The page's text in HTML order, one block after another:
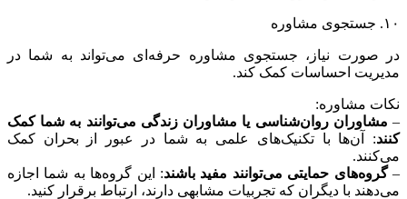
۱۰. جستجوی مشاوره
در صورت نیاز، جستجوی مشاوره حرفه‌ای می‌تواند به شما در
مدیریت احساسات کمک کند.
نکات مشاوره:
– مشاوران روان‌شناسی یا مشاوران زندگی می‌توانند به شما کمک
کنند: آن‌ها با تکنیک‌های علمی به شما در عبور از بحران کمک
می‌کنند.
–گروه‌های حمایتی می‌توانند مفید باشند: این گروه‌ها به شما اجازه
می‌دهند با دیگران که تجربیات مشابهی دارند، ارتباط برقرار کنید.